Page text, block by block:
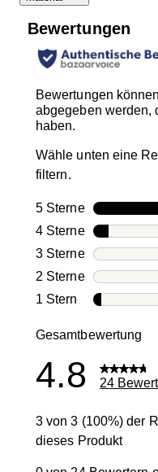
Bewertungen
Bewertungen
abgegeben werden,
haben.
Wähle unten eine
filtern.
5 SterneSterne
4 SterneSterne
3 SterneSterne
2 SterneSterne
1 Stern Sterne
Gesamtbewertung
4.8 24
3 von 3 (100%) der
dieses Produkt